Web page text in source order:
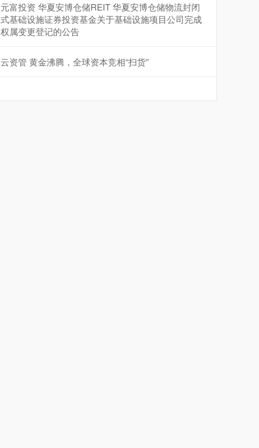
元富投资 华夏安博仓储REIT 华夏安博仓储物流封闭
式基础设施证券投资基金关于基础设施项目公司完成
权属变更登记的公告
云资管 黄金沸腾，全球资本竞相“扫货”